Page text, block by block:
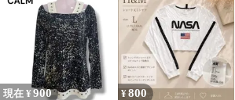
プルオーバー
現在 ¥ 900 ¥800